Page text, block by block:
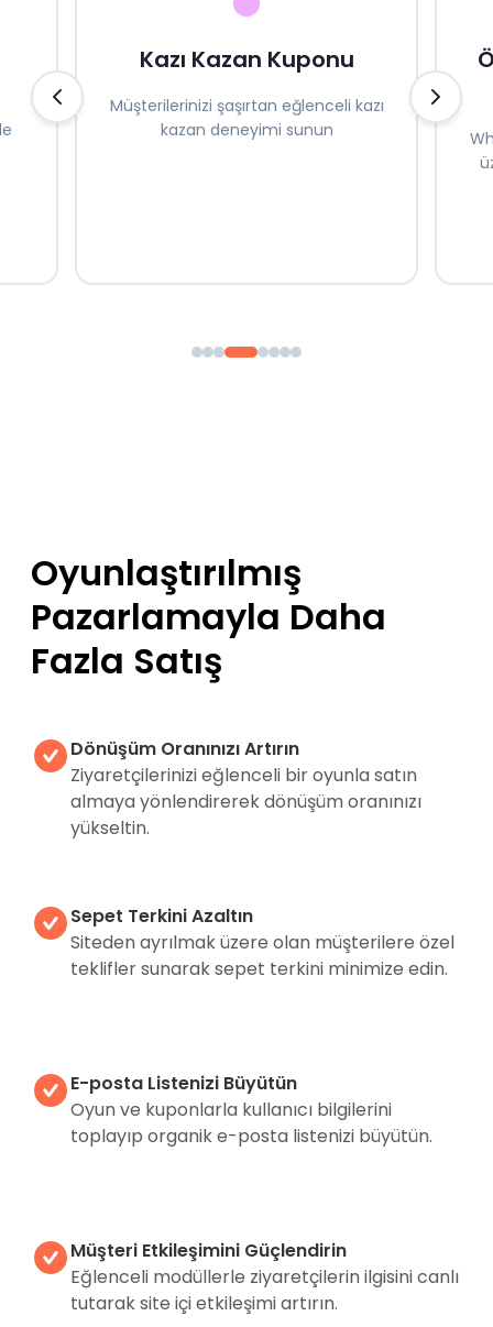
Kazı Kazan Kuponu
Müşterilerinizi şaşırtan eğlenceli kazı
kazan deneyimi sunun
Oyunlaştırılmış
Pazarlamayla Daha
Fazla Satış
Dönüşüm Oranınızı Artırın
Ziyaretçilerinizi eğlenceli bir oyunla satın
almaya yönlendirerek dönüşüm oranınızı
yükseltin.
Sepet Terkini Azaltın
Siteden ayrılmak üzere olan müşterilere özel
teklifler sunarak sepet terkini minimize edin.
E-posta Listenizi Büyütün
Oyun ve kuponlarla kullanıcı bilgilerini
toplayıp organik e-posta listenizi büyütün.
Müşteri Etkileşimini Güçlendirin
Eğlenceli modüllerle ziyaretçilerin ilgisini canlı
tutarak site içi etkileşimi artırın.